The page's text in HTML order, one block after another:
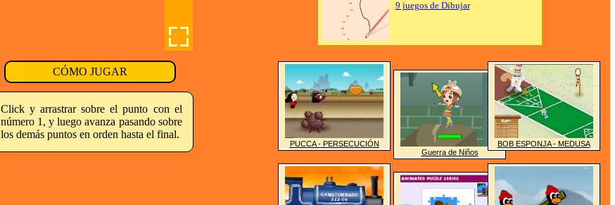
CÓMO JUGAR
Click y arrastrar sobre el punto con el
número 1, y luego avanza pasando sobre
los demás puntos en orden hasta el final.
9 juegos de Dibujar
PUCCA - PERSECUCIÓN
Guerra de Niños
BOB ESPONJA - MEDUSA